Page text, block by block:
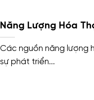
Năng Lượng Hóa
Các nguồn năng lượng
sự phát triển...